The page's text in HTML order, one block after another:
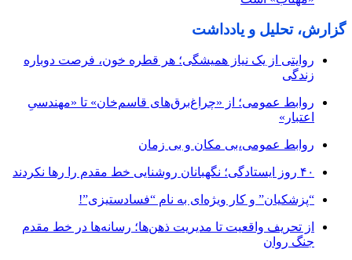
گزارش، تحلیل و یادداشت
روایتی از یک نیاز همیشگی؛ هر قطره خون، فرصت دوباره
زندگی
روابط عمومی؛ از «چراغ‌برق‌های قاسم‌خان» تا «مهندسیِ
اعتبار»
روابط عمومی،بی مکان و بی زمان
۴۰ روز ایستادگی؛ نگهبانان روشنایی خط مقدم را رها نکردند
“پزشکیان” و کار ویژه‌ای به نام “فسادستیزی”!
از تحریف واقعیت تا مدیریت ذهن‌ها؛ رسانه‌ها در خط مقدم
جنگ روان